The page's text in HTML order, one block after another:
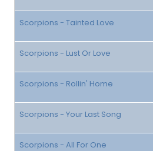
Scorpions - Tainted Love
Scorpions - Lust Or Love
Scorpions - Rollin' Home
Scorpions - Your Last Song
Scorpions - All For One